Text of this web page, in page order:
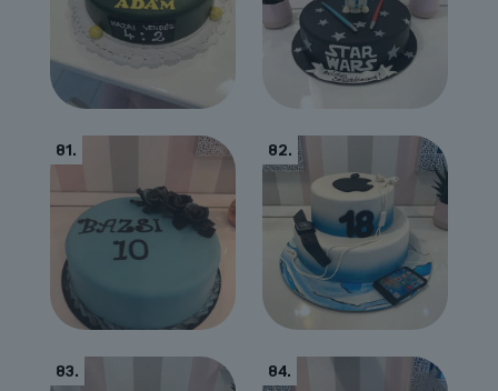
81. 82.
83. 84.